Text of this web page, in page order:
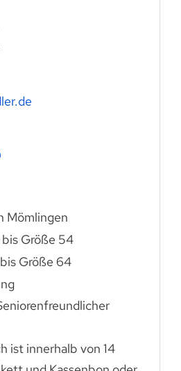
Mömlingen
Größe 54
Größe 64
ist innerhalb von 14